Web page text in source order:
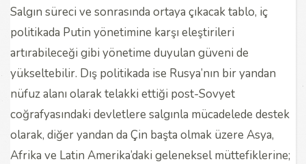
Salgın süreci ve sonrasında ortaya çıkacak tablo, iç
politikada Putin yönetimine karşı eleştirileri
artırabileceği gibi yönetime duyulan güveni de
yükseltebilir. Dış politikada ise Rusya’nın bir yandan
nüfuz alanı olarak telakki ettiği post-Sovyet
coğrafyasındaki devletlere salgınla mücadelede destek
olarak, diğer yandan da Çin başta olmak üzere Asya,
Afrika ve Latin Amerika’daki geleneksel müttefiklerine;